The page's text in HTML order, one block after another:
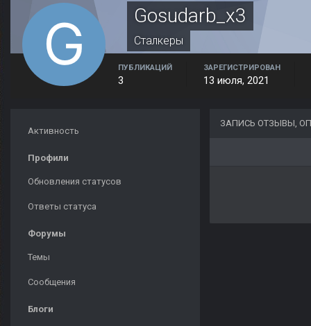
Gosudarb_x3
Сталкеры
ПУБЛИКАЦИЙ
3
ЗАРЕГИСТРИРОВАН
13 июля, 2021
Активность
Профили
Обновления статусов
Ответы статуса
Форумы
Темы
Сообщения
Блоги
ЗАПИСЬ ОТЗЫВЫ,